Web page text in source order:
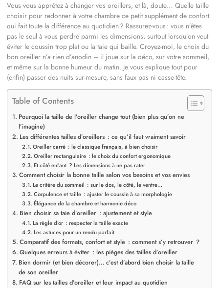
Vous vous apprêtez à changer vos oreillers, et là, doute… Quelle taille
choisir pour redonner à votre chambre ce petit supplément de confort
qui fait toute la différence au quotidien ? Rassurez-vous : vous n’êtes
pas le seul à vous perdre parmi les dimensions, surtout lorsqu’on veut
éviter le coussin trop plat ou la taie qui baille. Croyez-moi, le choix du
bon oreiller n’a rien d’anodin – il joue sur la déco, sur votre sommeil,
et même sur la bonne humeur du matin. Je vous explique tout pour
(enfin) passer des nuits sur-mesure, sans faux pas ni casse-tête.
Table of Contents
Pourquoi la taille de l’oreiller change tout (bien plus qu’on ne
l’imagine)
Les différentes tailles d’oreillers : ce qu’il faut vraiment savoir
Oreiller carré : le classique français, à bien choisir
Oreiller rectangulaire : le choix du confort ergonomique
Et côté enfant ? Les dimensions à ne pas rater
Comment choisir la bonne taille selon vos besoins et vos envies
Le critère du sommeil : sur le dos, le côté, le ventre…
Corpulence et taille : ajuster le coussin à sa morphologie
Élégance de la chambre et harmonie déco
Bien choisir sa taie d’oreiller : ajustement et style
La règle d’or : respecter la taille exacte
Les astuces pour un rendu parfait
Comparatif des formats, confort et style : comment s’y retrouver ?
Quelques erreurs à éviter : les pièges des tailles d’oreiller
Bien dormir (et bien décorer)… c’est d’abord bien choisir la taille
de son oreiller
FAQ sur les tailles d’oreiller et leur impact au quotidien